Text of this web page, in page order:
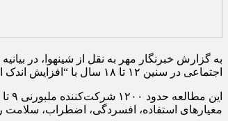
به گزارش خبرنگار مهر به نقل از شینهوا، در
اجتماعی در سنین ۱۲ تا ۱۸ سال با “افزایش اندک اما قابل توجه مشکلات سلامت روان در یک سال بعد” مرتبط است و بر لزوم محدود کردن زمان بیش از حد استفاده از صفحه نمایش تأکید می‌کند.»
معیارهای استفاده، افسردگی، اضطراب، سلامت